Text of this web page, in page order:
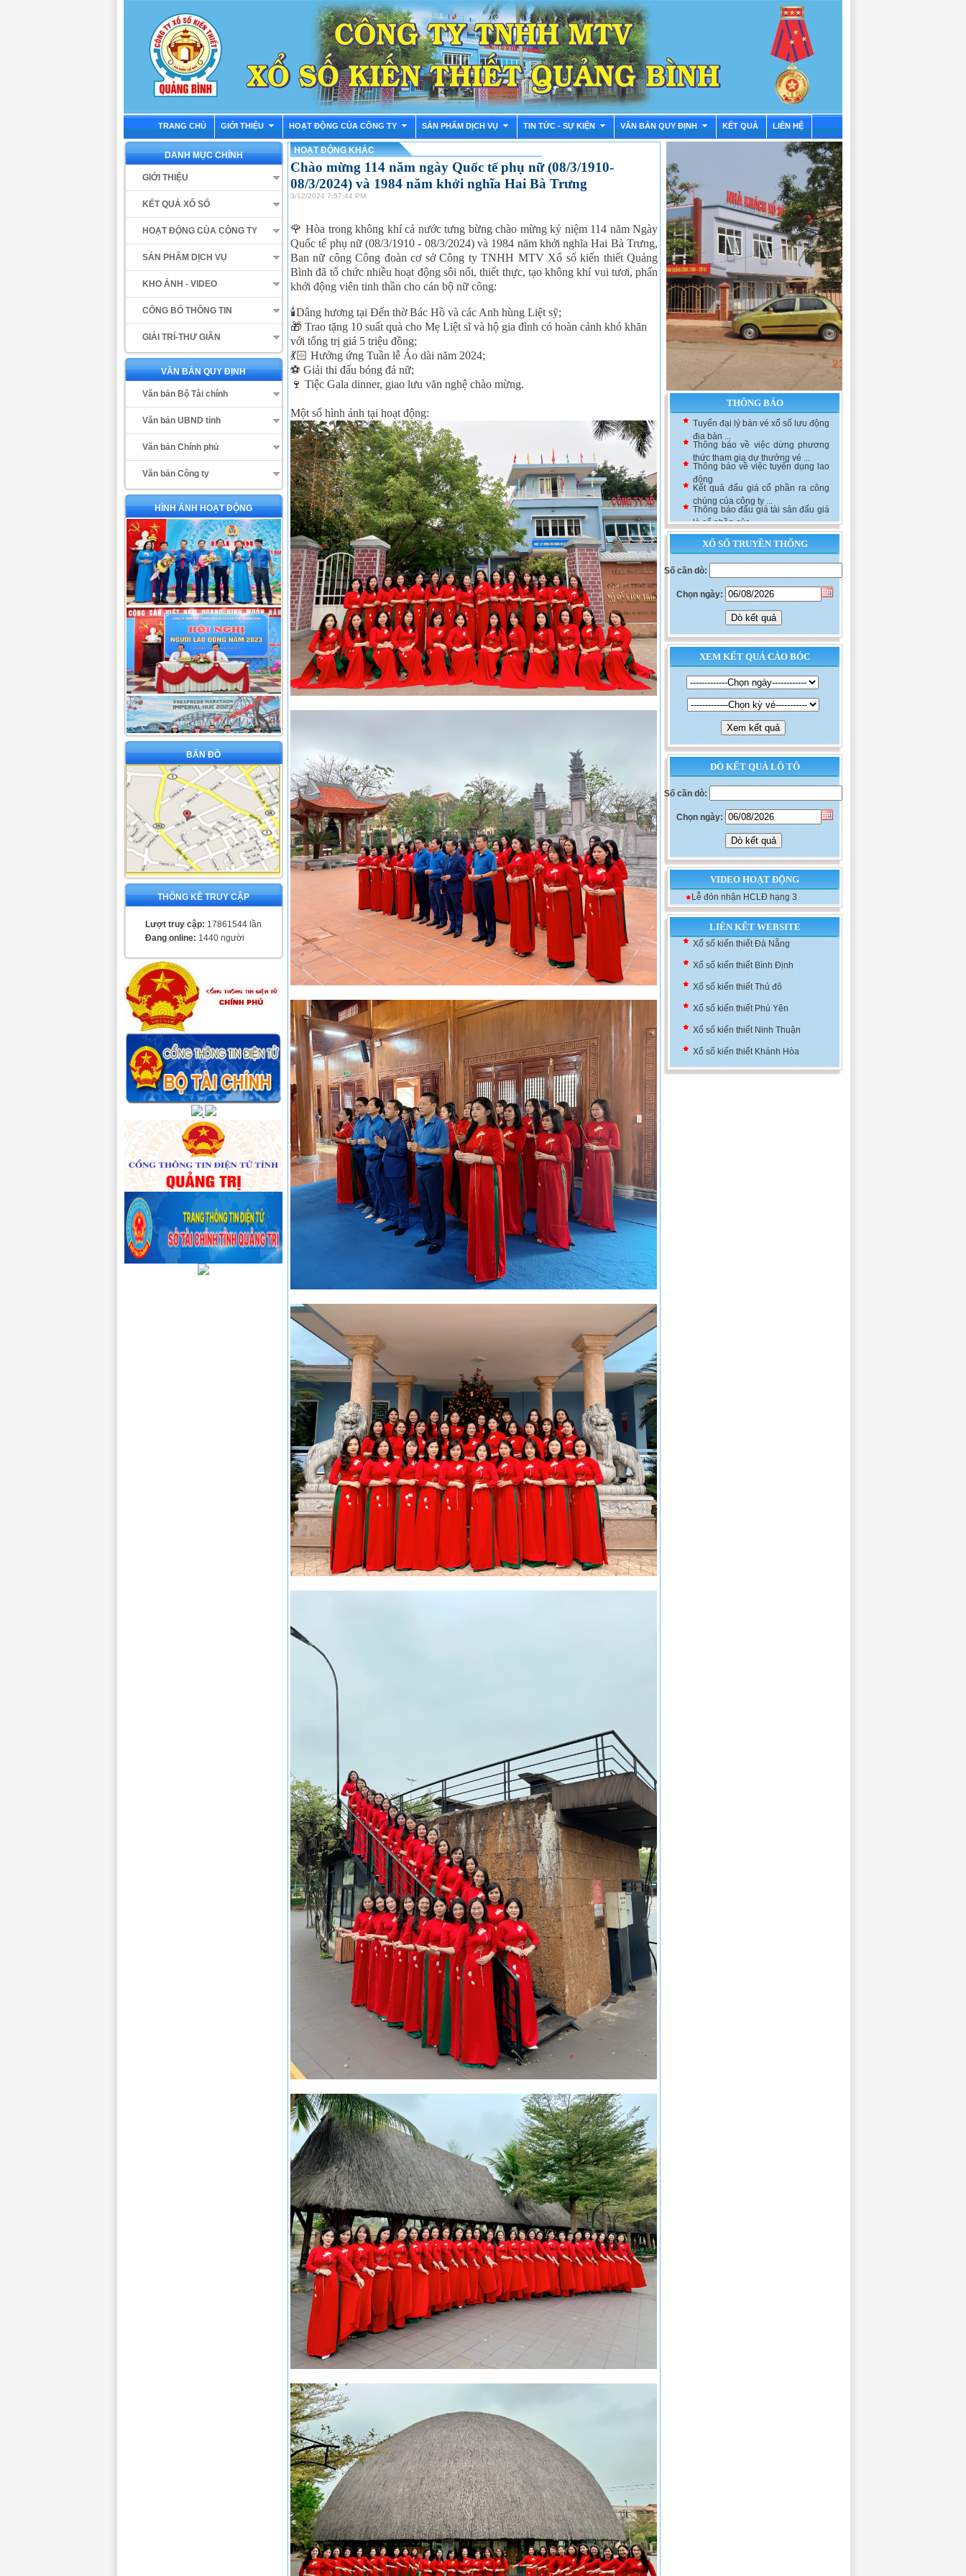
TRANG CHỦ GIỚI THIỆU HOẠT ĐỘNG CỦA CÔNG TY SẢN PHẨM DỊCH VỤ TIN TỨC - SỰ KIỆN VĂN BẢN QUY ĐỊNH KẾT QUẢ LIÊN HỆ
DANH MỤC CHÍNH
GIỚI THIỆU
KẾT QUẢ XỔ SỐ
HOẠT ĐỘNG CỦA CÔNG TY
SẢN PHẨM DỊCH VỤ
KHO ẢNH - VIDEO
CÔNG BỐ THÔNG TIN
GIẢI TRÍ-THƯ GIÃN
VĂN BẢN QUY ĐỊNH
Văn bản Bộ Tài chính
Văn bản UBND tỉnh
Văn bản Chính phủ
Văn bản Công ty
HÌNH ẢNH HOẠT ĐỘNG
BẢN ĐỒ
THỐNG KÊ TRUY CẬP
Lượt truy cập: 17861544 lần
Đang online: 1440 người
HOẠT ĐỘNG KHÁC
Chào mừng 114 năm ngày Quốc tế phụ nữ (08/3/1910-
08/3/2024) và 1984 năm khởi nghĩa Hai Bà Trưng
3/12/2024 7:57:44 PM
🌹 Hòa trong không khí cả nước tưng bừng chào mừng kỷ niệm 114 năm Ngày
Quốc tế phụ nữ (08/3/1910 - 08/3/2024) và 1984 năm khởi nghĩa Hai Bà Trưng,
Ban nữ công Công đoàn cơ sở Công ty TNHH MTV Xổ số kiến thiết Quảng
Bình đã tổ chức nhiều hoạt động sôi nổi, thiết thực, tạo không khí vui tươi, phấn
khởi động viên tinh thần cho cán bộ nữ công:
🕯️Dâng hương tại Đến thờ Bác Hồ và các Anh hùng Liệt sỹ;
🎁 Trao tặng 10 suất quà cho Mẹ Liệt sĩ và hộ gia đình có hoàn cảnh khó khăn
với tổng trị giá 5 triệu đồng;
💃🏻 Hưởng ứng Tuần lễ Áo dài năm 2024;
⚽️ Giải thi đấu bóng đá nữ;
🍷 Tiệc Gala dinner, giao lưu văn nghệ chào mừng.
Một số hình ảnh tại hoạt động:
THÔNG BÁO
Tuyển đại lý bán vé xổ số lưu động
địa bàn ...
Thông báo về việc dừng phương
thức tham gia dự thưởng vé ...
Thông báo về việc tuyển dụng lao
động
Kết quả đấu giá cổ phần ra công
chúng của công ty ...
Thông báo đấu giá tài sản đấu giá
là cổ phần của ...
XỔ SỐ TRUYỀN THỐNG
Số cần dò:
Chọn ngày:
XEM KẾT QUẢ CÀO BÓC
DÒ KẾT QUẢ LÔ TÔ
Số cần dò:
Chọn ngày:
VIDEO HOẠT ĐỘNG
Lễ đón nhận HCLĐ hạng 3
LIÊN KẾT WEBSITE
Xổ số kiến thiết Khánh Hòa
Xổ số kiến thiết Đà Nẵng
Xổ số kiến thiết Bình Định
Xổ số kiến thiết Thủ đô
Xổ số kiến thiết Phú Yên
Xổ số kiến thiết Ninh Thuận
Xổ số kiến thiết Khánh Hòa
Xổ số kiến thiết Đà Nẵng
Xổ số kiến thiết Bình Định